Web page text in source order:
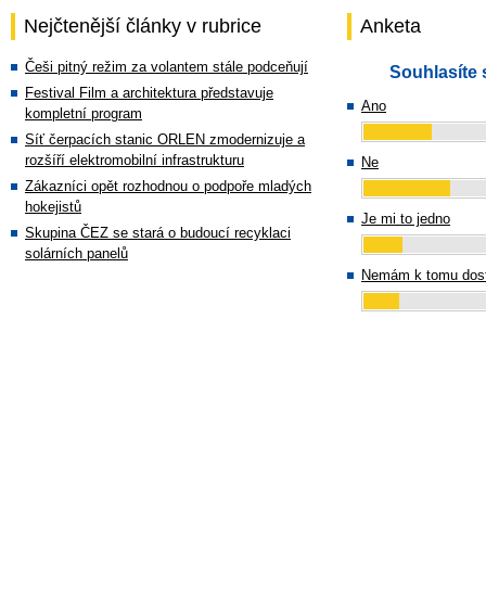
Nejčtenější články v rubrice
Češi pitný režim za volantem stále podceňují
Festival Film a architektura představuje
kompletní program
Síť čerpacích stanic ORLEN zmodernizuje a
rozšíří elektromobilní infrastrukturu
Zákazníci opět rozhodnou o podpoře mladých
hokejistů
Skupina ČEZ se stará o budoucí recyklaci
solárních panelů
Anketa
Souhlasíte
Ano
Ne
Je mi to jedno
Nemám k tomu